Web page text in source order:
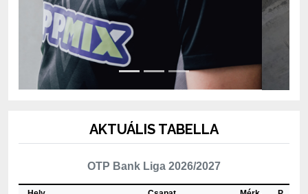
OTP Bank Liga 2026/2027
Csapat
1 ETO FC Győr 2 4